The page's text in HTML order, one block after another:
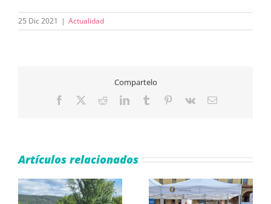
25 Dic 2021 | Actualidad
Compartelo
Facebook RedditLinkedInTumblr Pinterest
Vk
Correo
Artículos relacionados